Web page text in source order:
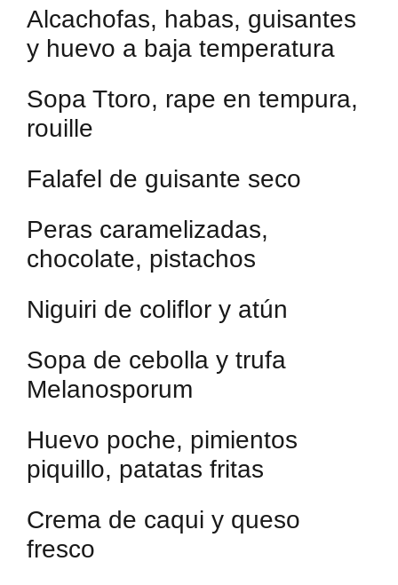
Alcachofas, habas, guisantes
y huevo a baja temperatura
Sopa Ttoro, rape en tempura,
rouille
Falafel de guisante seco
Peras caramelizadas,
chocolate, pistachos
Niguiri de coliflor y atún
Sopa de cebolla y trufa
Melanosporum
Huevo poche, pimientos
piquillo, patatas fritas
Crema de caqui y queso
fresco